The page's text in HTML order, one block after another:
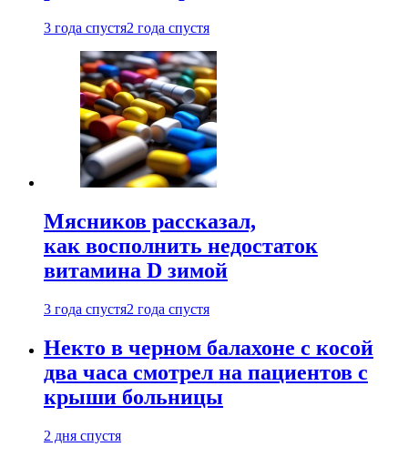
3 года спустя2 года спустя
Мясников рассказал,
как восполнить недостаток
витамина D зимой
3 года спустя2 года спустя
Некто в черном балахоне с косой
два часа смотрел на пациентов с
крыши больницы
2 дня спустя